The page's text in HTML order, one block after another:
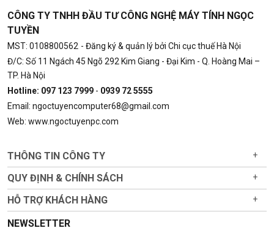
CÔNG TY TNHH ĐẦU TƯ CÔNG NGHỆ MÁY TÍNH NGỌC
TUYỀN
MST: 0108800562 - Đăng ký & quản lý bởi Chi cục thuế Hà Nội
Đ/C: Số 11 Ngách 45 Ngõ 292 Kim Giang - Đại Kim - Q. Hoàng Mai –
TP. Hà Nội
Hotline: 097 123 7999 - 0939 72 5555
Email: ngoctuyencomputer68@gmail.com
Web: www.ngoctuyenpc.com
THÔNG TIN CÔNG TY +
QUY ĐỊNH & CHÍNH SÁCH +
HỖ TRỢ KHÁCH HÀNG +
NEWSLETTER